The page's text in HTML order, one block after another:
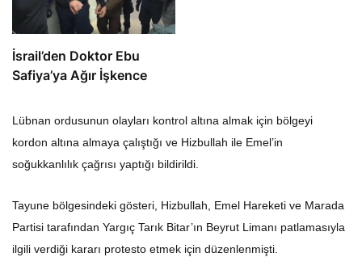
İsrail’den Doktor Ebu
Safiya’ya Ağır İşkence
Lübnan ordusunun olayları kontrol altına almak için bölgeyi
kordon altına almaya çalıştığı ve Hizbullah ile Emel’in
soğukkanlılık çağrısı yaptığı bildirildi.
Tayune bölgesindeki gösteri, Hizbullah, Emel Hareketi ve Marada
Partisi tarafından Yargıç Tarık Bitar’ın Beyrut Limanı patlamasıyla
ilgili verdiği kararı protesto etmek için düzenlenmişti.